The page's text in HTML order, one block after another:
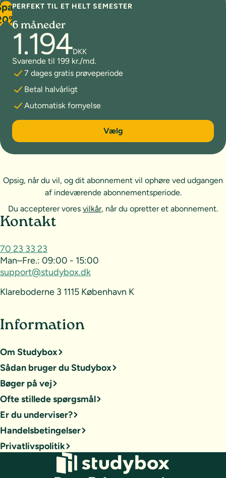
PERFEKT TIL ET HELT SEMESTER
6 måneder
1.194DKK
Svarende til 199 kr./md.
7 dages gratis prøveperiode
Betal halvårligt
Automatisk fornyelse
6 måneder
Vælg
Opsig, når du vil, og dit abonnement vil ophøre ved udgangen
af indeværende abonnementsperiode.
Du accepterer vores vilkår, når du opretter et abonnement.
Sideoversigt og kontakt
Kontakt
70 23 33 23
Man–Fre.: 09:00 - 15:00
support@studybox.dk
Klareboderne 3 1115 København K
Information
Om Studybox
Sådan bruger du Studybox
Bøger på vej
Ofte stillede spørgsmål
Er du underviser?
Handelsbetingelser
Privatlivspolitik